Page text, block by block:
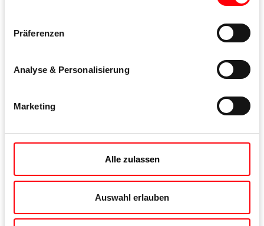
Präferenzen
Analyse & Personalisierung
Marketing
Alle zulassen
Auswahl erlauben
Der Öffnungsbegrenzer „Roto ELA“ verfügt über eine
Endlagenarretierung. Der Flügel rastet nach dem Öffnen
auf einer individuell definierten Weite zuverlässig ein.
Das bringt zusätzliche Sicherheit, wenn in einem Raum
ein geöffnetes Fenster nicht unter Aufsicht steht. „ELA“
Aluminiumprofilsysteme verfügbar.